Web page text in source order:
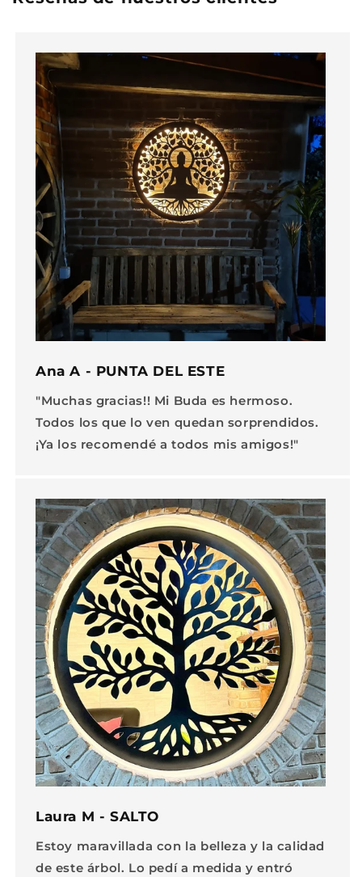
Ana A - PUNTA DEL ESTE
"Muchas gracias!! Mi Buda es hermoso.
Todos los que lo ven quedan sorprendidos.
¡Ya los recomendé a todos mis amigos!"
Laura M - SALTO
Estoy maravillada con la belleza y la calidad
de este árbol. Lo pedí a medida y entró